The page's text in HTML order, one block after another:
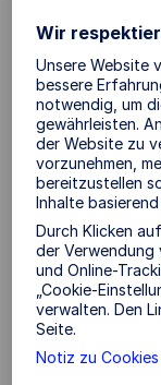
Informationen
sehen oder
Street Global
uns
Betrüger
Nachrichten
Phishing-E-
Websites, um
Produkte zu
von State
die Marke
Berichten
Mitarbeiter
Wir
Unsere Website
bessere
notwendig, um
gewährleisten.
der Website zu
vorzunehmen,
bereitzustellen
Inhalte
Durch Klicken
der Verwendung
und Online-
„Cookie-
verwalten. Den
Seite.
Notiz zu